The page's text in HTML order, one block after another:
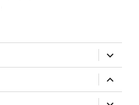
ouvrir
le
sous-
menu
ouvrir
le
sous-
menu
ouvrir